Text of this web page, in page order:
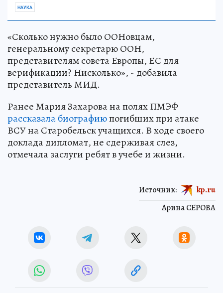
НАУКА
«Сколько нужно было ООНовцам,
генеральному секретарю ООН,
представителям совета Европы, ЕС для
верификации? Нисколько», - добавила
представитель МИД.
Ранее Мария Захарова на полях ПМЭФ
рассказала биографиюпогибших при атаке
ВСУ на Старобельск учащихся. В ходе своего
доклада дипломат, не сдерживая слез,
отмечала заслуги ребят в учебе и жизни.
Арина СЕРОВА
Источник: kp.ru